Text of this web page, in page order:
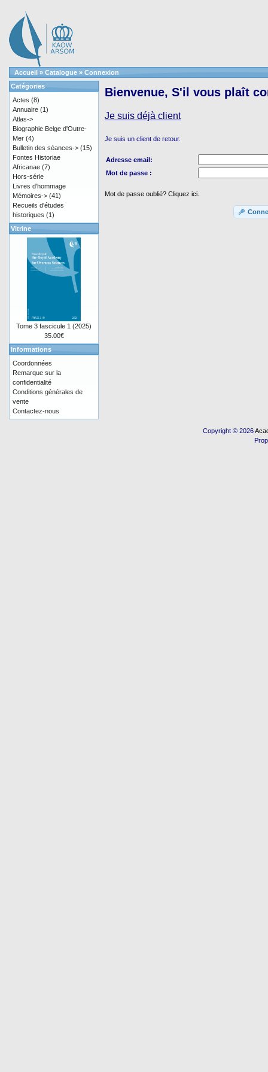
Accueil » Catalogue » Connexion
Bienvenue, S'il vous plaît
Je suis déjà client
Je suis un client de retour.
Adresse email:
Mot de passe :
Mot de passe oublié? Cliquez ici.
Catégories
Actes (8)
Annuaire (1)
Atlas->
Biographie Belge d'Outre-
Mer (4)
Bulletin des séances-> (15)
Fontes Historiae
Africanae (7)
Hors-série
Livres d'hommage
Mémoires-> (41)
Recueils d'études
historiques (1)
Vitrine
Tome 3 fascicule 1 (2025)
35.00€
Informations
Coordonnées
Remarque sur la
confidentialité
Conditions générales de
vente
Contactez-nous
Copyright © 2026